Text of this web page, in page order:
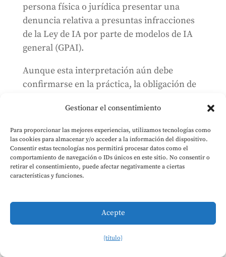
Gestionar el consentimiento
Para proporcionar las mejores experiencias, utilizamos tecnologías como
las cookies para almacenar y/o acceder a la información del dispositivo.
Consentir estas tecnologías nos permitirá procesar datos como el
comportamiento de navegación o IDs únicos en este sitio. No consentir o
retirar el consentimiento, puede afectar negativamente a ciertas
características y funciones.
Acepte
{título}
persona física o jurídica presentar una
denuncia relativa a presuntas infracciones
de la Ley de IA por parte de modelos de IA
general (GPAI).
Aunque esta interpretación aún debe
confirmarse en la práctica, la obligación de
efectos del desempeño de sus funciones —lo
que incluye su facultad de solicitar a la
Comisión que ejerza sus competencias de
supervisión y ejecución en virtud de los
artículos91 a 93—podría convertir esta
combinación en una herramienta eficaz
aplicación de la Ley de IA frente a los
proveedores de modelos de IA generativa.
Proveedores de servicios de